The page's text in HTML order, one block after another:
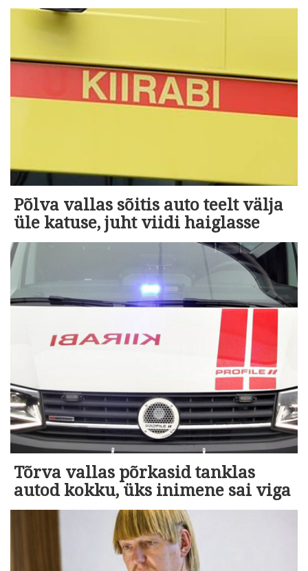
Põlva vallas sõitis auto teelt välja
üle katuse, juht viidi haiglasse
Tõrva vallas põrkasid tanklas
autod kokku, üks inimene sai viga